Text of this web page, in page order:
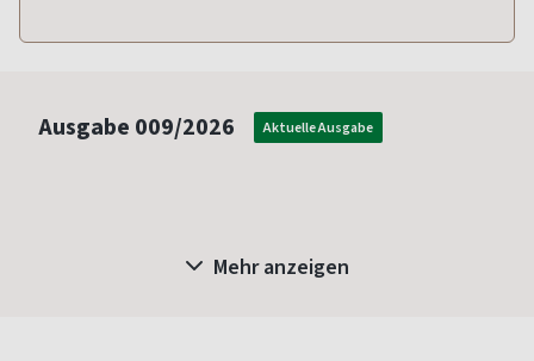
Ausgabe 009/2026 Aktuelle Ausgabe
Mehr anzeigen